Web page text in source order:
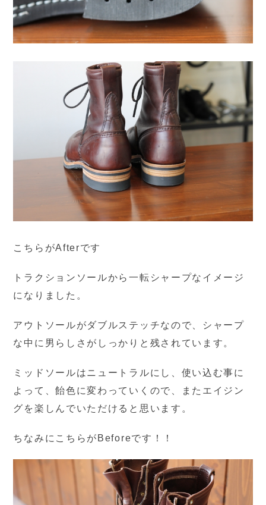
こちらがAfterです
トラクションソールから一転シャープなイメージ
になりました。
アウトソールがダブルステッチなので、シャープ
な中に男らしさがしっかりと残されています。
ミッドソールはニュートラルにし、使い込む事に
よって、飴色に変わっていくので、またエイジン
グを楽しんでいただけると思います。
ちなみにこちらがBeforeです！！